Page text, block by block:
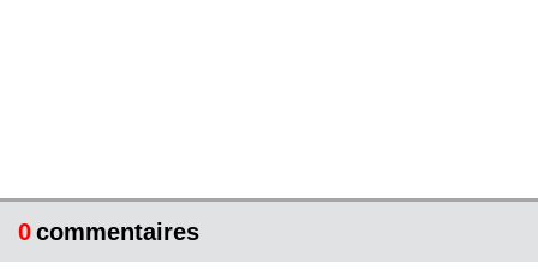
0commentaires